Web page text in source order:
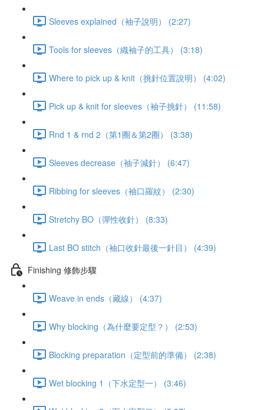
Sleeves explained（袖子說明） (2:27)
Tools for sleeves（織袖子的工具） (3:18)
Where to pick up & knit（挑針位置說明） (4:02)
Pick up & knit for sleeves（袖子挑針） (11:58)
Rnd 1 & rnd 2（第1圈＆第2圈） (3:38)
Sleeves decrease（袖子減針） (6:47)
Ribbing for sleeves（袖口羅紋） (2:30)
Stretchy BO（彈性收針） (8:33)
Last BO stitch（袖口收針最後一針目） (4:39)
Finishing 修飾步驟
Weave in ends（藏線） (4:37)
Why blocking（為什麼要定型？） (2:53)
Blocking preparation（定型前的準備） (2:38)
Wet blocking 1（下水定型一） (3:46)